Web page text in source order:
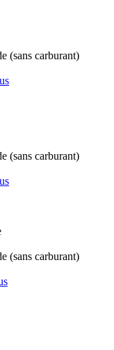
(sans carburant)
(sans carburant)
(sans carburant)